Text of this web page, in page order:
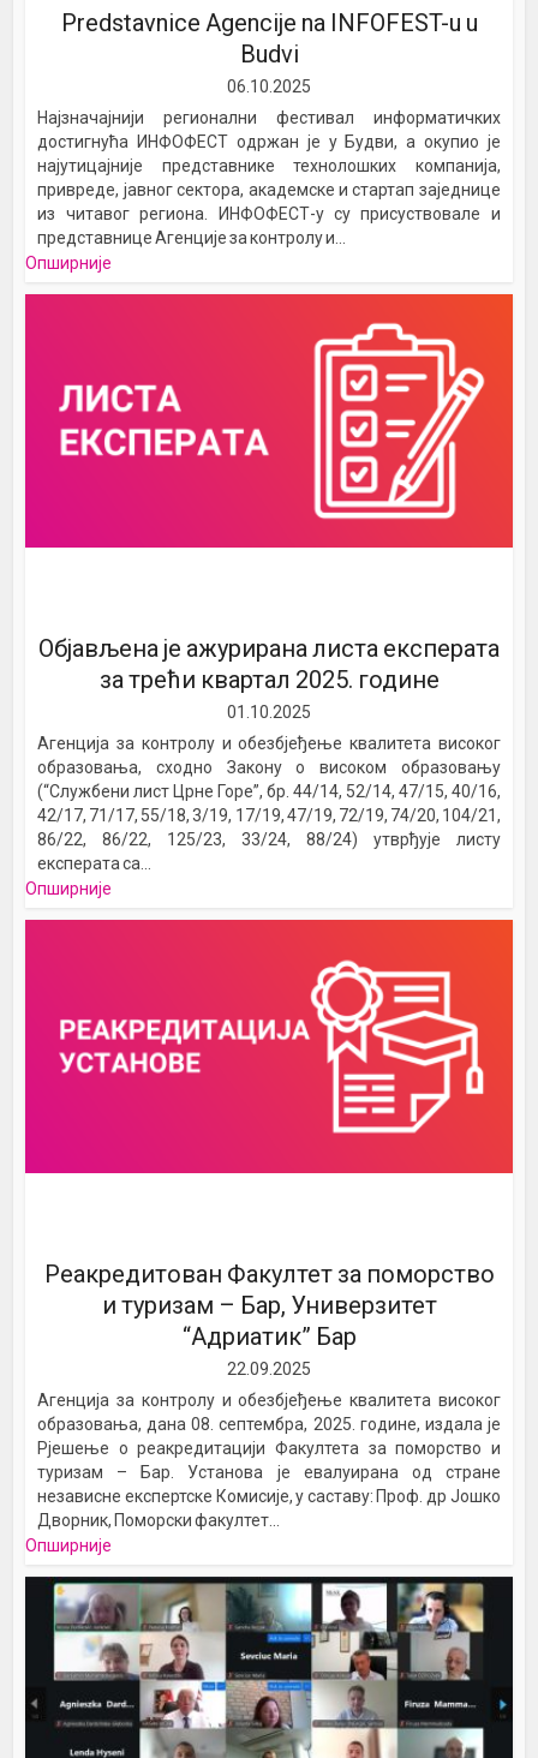
Predstavnice Agencije na INFOFEST-u u
Budvi
06.10.2025
Најзначајнији регионални фестивал информатичких
достигнућа ИНФОФЕСТ одржан је у Будви, а окупио је
најутицајније представнике технолошких компанија,
привреде, јавног сектора, академске и стартап заједнице
из читавог региона. ИНФОФЕСТ-у су присуствовале и
представнице Агенције за контролу и...
Опширније
Oбјављена је ажурирана листа експерата
за трећи квартал 2025. године
01.10.2025
Агенција за контролу и обезбјеђење квалитета високог
образовања, сходно Закону о високом образовању
(“Службени лист Црне Горе”, бр. 44/14, 52/14, 47/15, 40/16,
42/17, 71/17, 55/18, 3/19, 17/19, 47/19, 72/19, 74/20, 104/21,
86/22, 86/22, 125/23, 33/24, 88/24) утврђује листу
експерата са...
Опширније
Реакредитован Факултет за поморство
и туризам – Бар, Универзитет
“Адриатик” Бар
22.09.2025
Агенција за контролу и обезбјеђење квалитета високог
образовања, дана 08. септембра, 2025. године, издала је
Рјешење о реакредитацији Факултета за поморство и
туризам – Бар. Установа је евалуирана од стране
независне експертске Комисије, у саставу: Проф. др Јошко
Дворник, Поморски факултет...
Опширније